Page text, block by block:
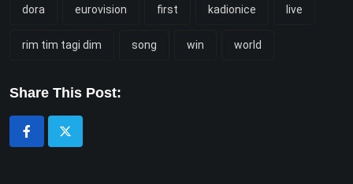
dora eurovision first kadionice live
rim tim tagi dim song win world
Share This Post: